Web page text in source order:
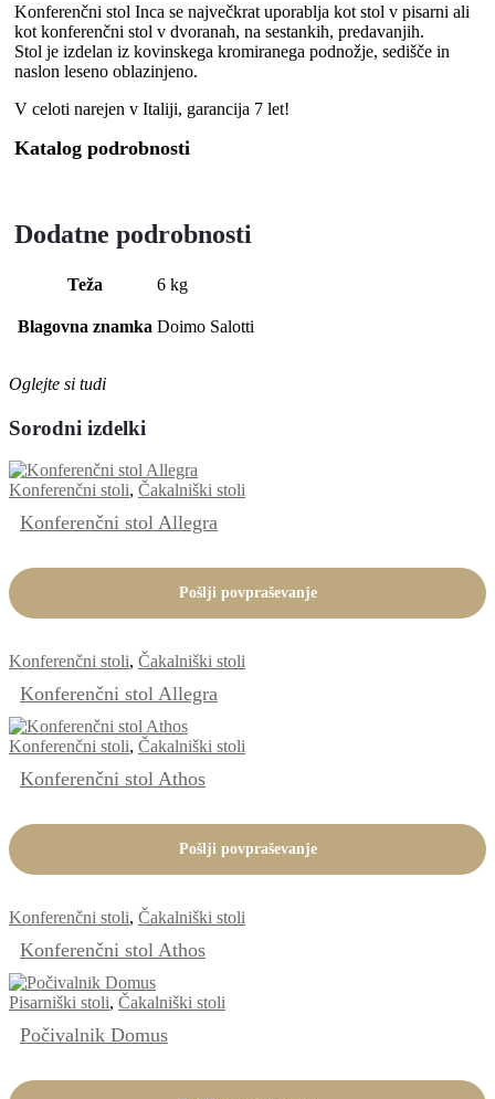
Konferenčni stol Inca se največkrat uporablja kot stol v pisarni ali
kot konferenčni stol v dvoranah, na sestankih, predavanjih.
Stol je izdelan iz kovinskega kromiranega podnožje, sedišče in
naslon leseno oblazinjeno.
V celoti narejen v Italiji, garancija 7 let!
Katalog podrobnosti
Dodatne podrobnosti
Teža 6 kg
Blagovna znamka Doimo Salotti
Oglejte si tudi
Sorodni izdelki
Konferenčni stoli, Čakalniški stoli
Konferenčni stol Allegra
Pošlji povpraševanje
Konferenčni stoli, Čakalniški stoli
Konferenčni stol Allegra
Konferenčni stoli, Čakalniški stoli
Konferenčni stol Athos
Pošlji povpraševanje
Konferenčni stoli, Čakalniški stoli
Konferenčni stol Athos
Pisarniški stoli, Čakalniški stoli
Počivalnik Domus